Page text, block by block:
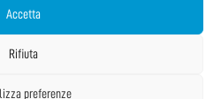
Accetta
Rifiuta
preferenze
Facebook